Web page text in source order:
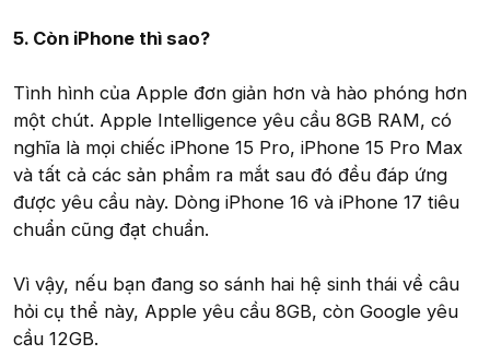
5. Còn iPhone thì sao?
Tình hình của Apple đơn giản hơn và hào phóng hơn
một chút. Apple Intelligence yêu cầu 8GB RAM, có
nghĩa là mọi chiếc iPhone 15 Pro, iPhone 15 Pro Max
và tất cả các sản phẩm ra mắt sau đó đều đáp ứng
được yêu cầu này. Dòng iPhone 16 và iPhone 17 tiêu
chuẩn cũng đạt chuẩn.
Vì vậy, nếu bạn đang so sánh hai hệ sinh thái về câu
hỏi cụ thể này, Apple yêu cầu 8GB, còn Google yêu
cầu 12GB.